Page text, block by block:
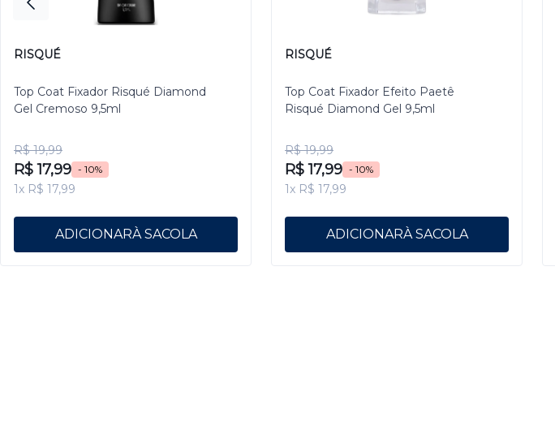
RISQUÉ
Top Coat Fixador Risqué Diamond
Gel Cremoso 9,5ml
R$ 19,99
R$ 17,99 - 10%
1x R$ 17,99
ADICIONAR
RISQUÉ
Top Coat Fixador Efeito Paetê
Risqué Diamond Gel 9,5ml
R$ 19,99
R$ 17,99 - 10%
1x R$ 17,99
ADICIONAR